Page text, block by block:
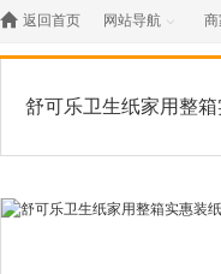
 返回首页 网站导航  商
舒可乐卫生纸家用整